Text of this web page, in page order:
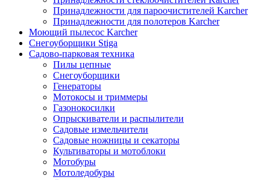
Принадлежности для пароочистителей Karcher
Принадлежности для полотеров Karcher
Моющий пылесос Karcher
Снегоуборщики Stiga
Садово-парковая техника
Пилы цепные
Снегоуборщики
Генераторы
Мотокосы и триммеры
Газонокосилки
Опрыскиватели и распылители
Садовые измельчители
Садовые ножницы и секаторы
Культиваторы и мотоблоки
Мотобуры
Мотоледобуры